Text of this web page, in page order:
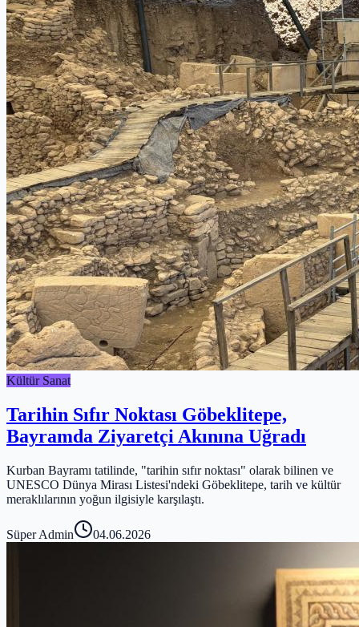
Kültür Sanat
Tarihin Sıfır Noktası Göbeklitepe,
Bayramda Ziyaretçi Akınına Uğradı
Kurban Bayramı tatilinde, "tarihin sıfır noktası" olarak bilinen ve
UNESCO Dünya Mirası Listesi'ndeki Göbeklitepe, tarih ve kültür
meraklılarının yoğun ilgisiyle karşılaştı.
Süper Admin 04.06.2026